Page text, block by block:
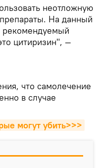
неотложную
На данный
цитиризин", —
что самолечение
в случае
могут убить>>>